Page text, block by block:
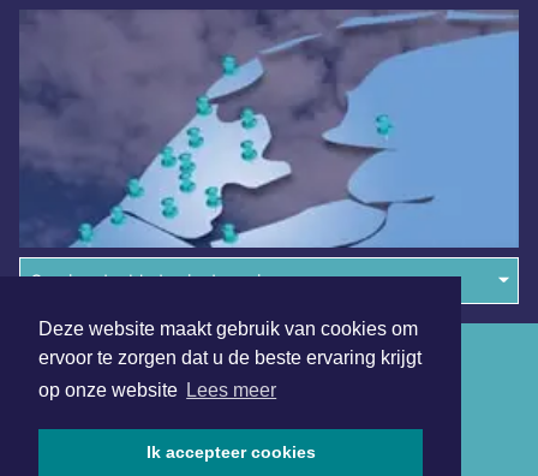
Deze website maakt gebruik van cookies om
ervoor te zorgen dat u de beste ervaring krijgt
op onze website Lees meer
Ik accepteer cookies
Overige dagbladen in de regio
Algemene voorwaarden
Disclaimer